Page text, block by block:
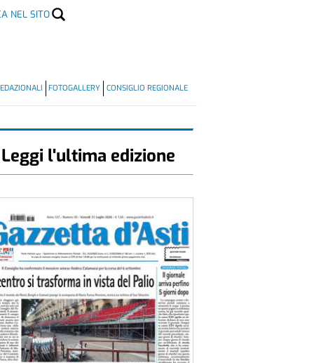
NEL SITO
FOTOGALLERY CONSIGLIO REGIONALE
Leggi l'ultima edizione